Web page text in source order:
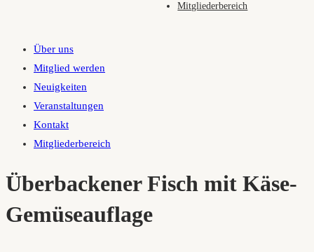
Mitgliederbereich
Über uns
Mitglied werden
Neuigkeiten
Veranstaltungen
Kontakt
Mitgliederbereich
Überbackener Fisch mit Käse-
Gemüseauflage